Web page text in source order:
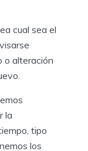
cual sea el
o alteración
la
tipo
los